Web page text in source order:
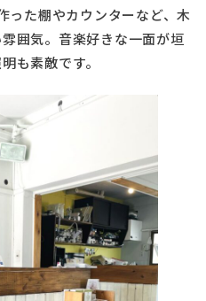
った棚やカウンターなど、木
囲気。音楽好きな一面が垣
も素敵です。